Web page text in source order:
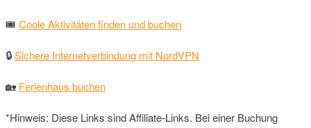
🎟 Coole Aktivitäten finden und buchen
🔒Sichere Internetverbindung mit NordVPN
🏡 Ferienhaus buchen
*Hinweis: Diese Links sind Affiliate-Links. Bei einer Buchung